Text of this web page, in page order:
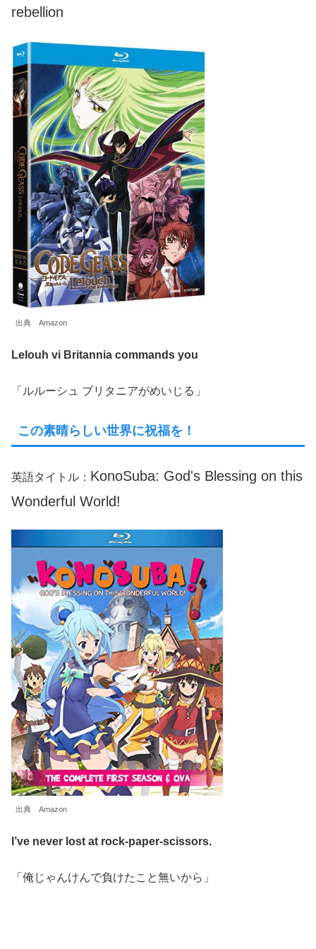
rebellion
出典 Amazon
Lelouh vi Britannia commands you
「ルルーシュ ブリタニアがめいじる」
この素晴らしい世界に祝福を！
英語タイトル： KonoSuba: God's Blessing on this
Wonderful World!
出典 Amazon
I’ve never lost at rock-paper-scissors.
「俺じゃんけんで負けたこと無いから」